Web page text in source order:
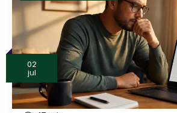
02
jul